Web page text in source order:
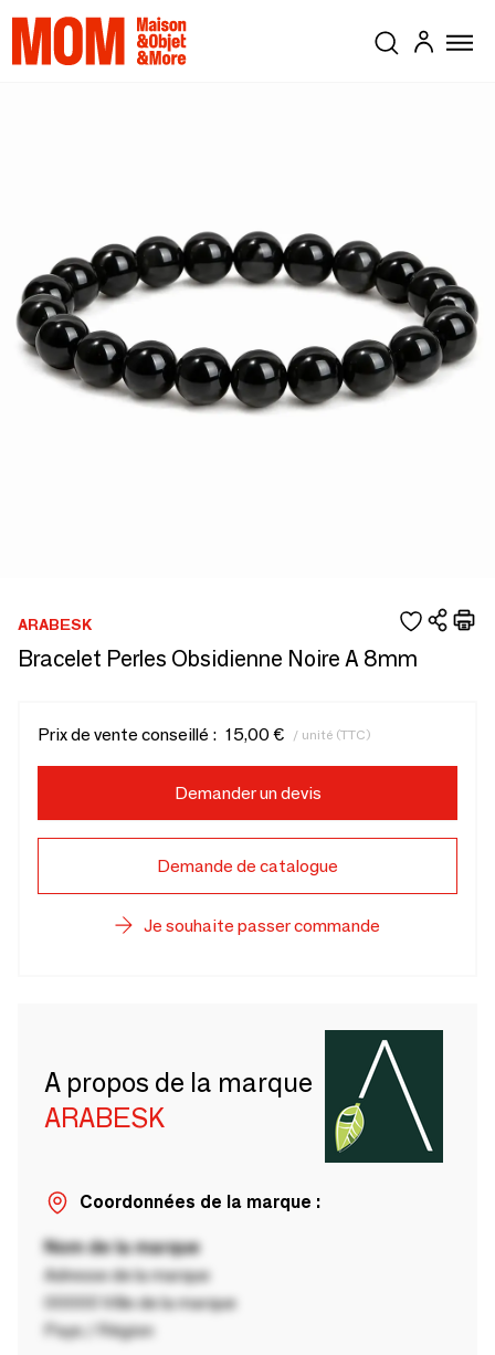
ARABESK
Bracelet Perles Obsidienne Noire A 8mm
Prix de vente conseillé : 15,00 € / unité (TTC)
Demander un devis
Demande de catalogue
Je souhaite passer commande
A propos de la marque
ARABESK
Coordonnées de la marque :
Nom de la marque
Adresse de la marque
00000 Ville de la marque
Pays / Région